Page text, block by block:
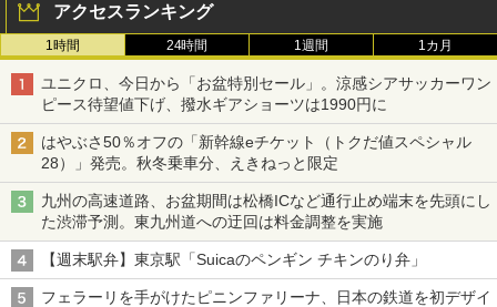
アクセスランキング
1時間 24時間 1週間 1カ月
ユニクロ、今日から「お盆特別セール」。涼感シアサッカーワン
ピース待望値下げ、撥水ギアショーツは1990円に
はやぶさ50％オフの「新幹線eチケット（トクだ値スペシャル
28）」発売。秋冬乗車分、えきねっと限定
九州の高速道路、お盆期間は松橋ICなど通行止め端末を先頭にし
た渋滞予測。東九州道への迂回は料金調整を実施
【週末駅弁】東京駅「Suicaのペンギン チキンのり弁」
フェラーリを手がけたピニンファリーナ、日本の鉄道を初デザイ